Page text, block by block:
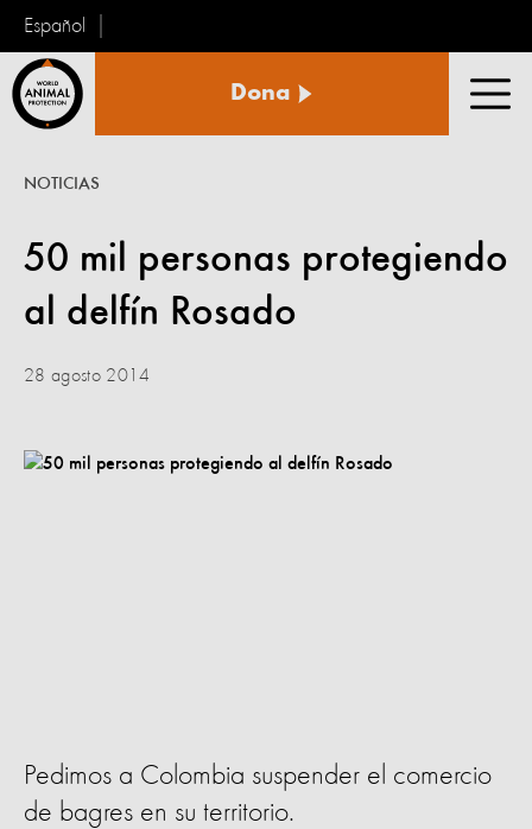
Español
Animal
Dona
50 mil personas protegiendo
al delfín Rosado
NOTICIAS
28 agosto 2014
Pedimos a Colombia suspender el comercio
de bagres en su territorio.